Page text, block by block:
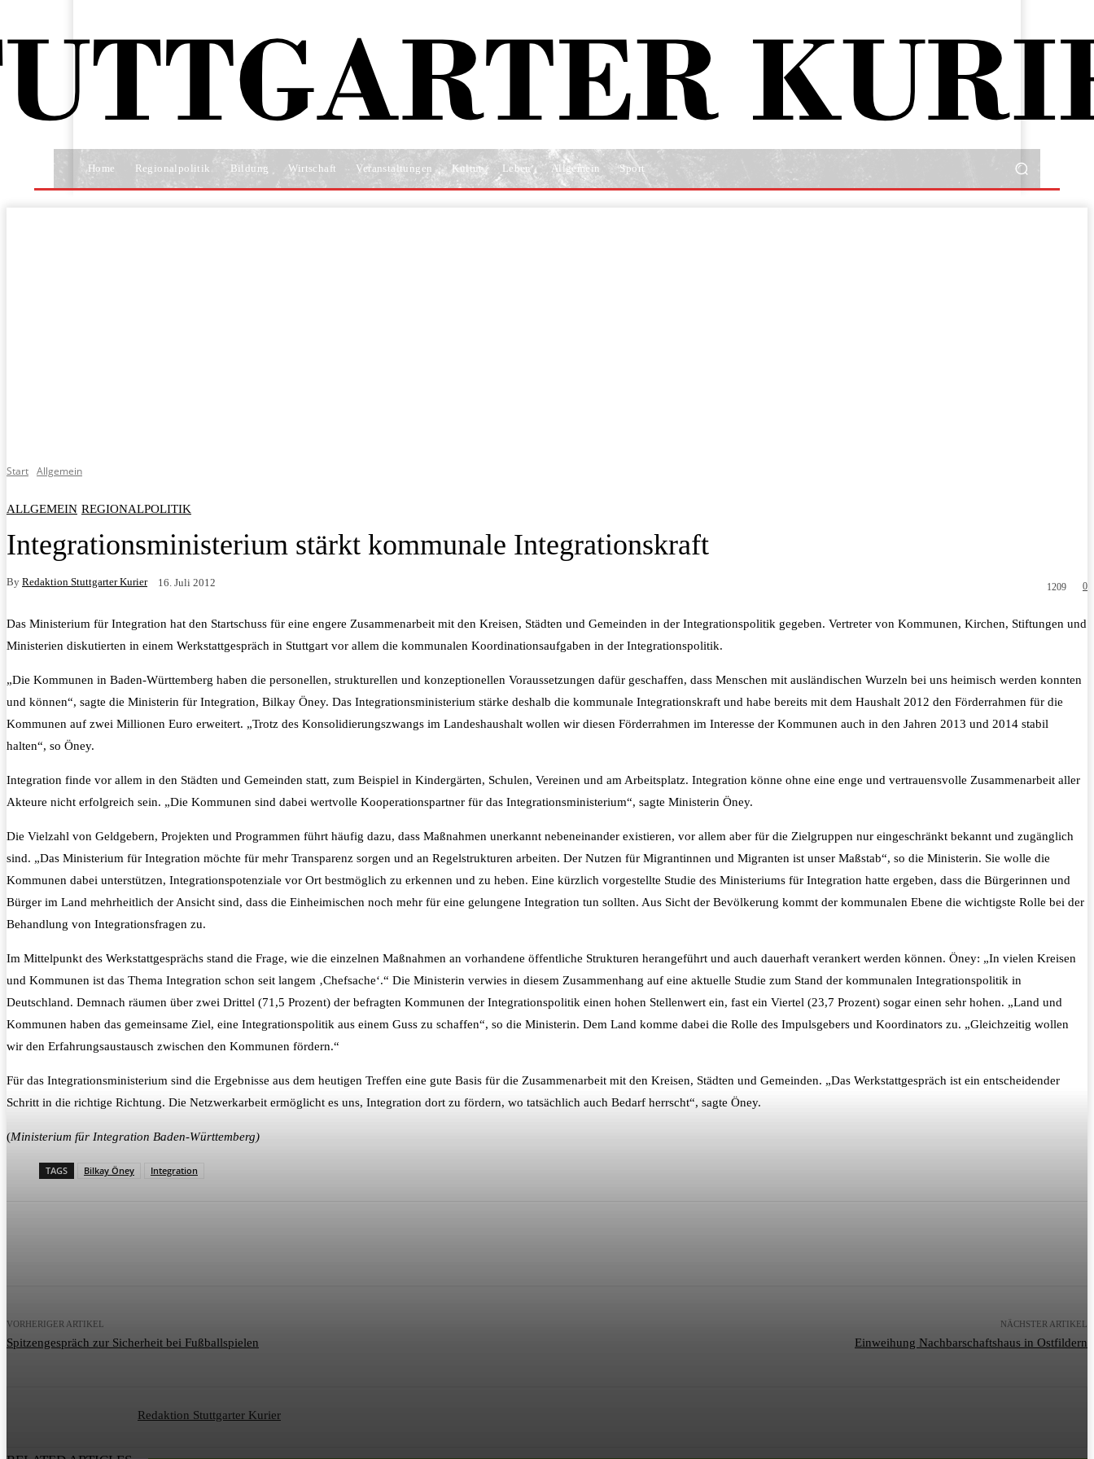
Home Regionalpolitik Bildung Wirtschaft Veranstaltungen Kultur Leben Allgemein Sport
Start Allgemein
ALLGEMEIN REGIONALPOLITIK
Integrationsministerium stärkt kommunale Integrationskraft
By Redaktion Stuttgarter Kurier 16. Juli 2012 0
1209
Das Ministerium für Integration hat den Startschuss für eine engere Zusammenarbeit mit den Kreisen, Städten und Gemeinden in der Integrationspolitik gegeben. Vertreter von Kommunen, Kirchen, Stiftungen und
Ministerien diskutierten in einem Werkstattgespräch in Stuttgart vor allem die kommunalen Koordinationsaufgaben in der Integrationspolitik.
„Die Kommunen in Baden-Württemberg haben die personellen, strukturellen und konzeptionellen Voraussetzungen dafür geschaffen, dass Menschen mit ausländischen Wurzeln bei uns heimisch werden konnten
und können“, sagte die Ministerin für Integration, Bilkay Öney. Das Integrationsministerium stärke deshalb die kommunale Integrationskraft und habe bereits mit dem Haushalt 2012 den Förderrahmen für die
Kommunen auf zwei Millionen Euro erweitert. „Trotz des Konsolidierungszwangs im Landeshaushalt wollen wir diesen Förderrahmen im Interesse der Kommunen auch in den Jahren 2013 und 2014 stabil
halten“, so Öney.
Integration finde vor allem in den Städten und Gemeinden statt, zum Beispiel in Kindergärten, Schulen, Vereinen und am Arbeitsplatz. Integration könne ohne eine enge und vertrauensvolle Zusammenarbeit aller
Akteure nicht erfolgreich sein. „Die Kommunen sind dabei wertvolle Kooperationspartner für das Integrationsministerium“, sagte Ministerin Öney.
Die Vielzahl von Geldgebern, Projekten und Programmen führt häufig dazu, dass Maßnahmen unerkannt nebeneinander existieren, vor allem aber für die Zielgruppen nur eingeschränkt bekannt und zugänglich
sind. „Das Ministerium für Integration möchte für mehr Transparenz sorgen und an Regelstrukturen arbeiten. Der Nutzen für Migrantinnen und Migranten ist unser Maßstab“, so die Ministerin. Sie wolle die
Kommunen dabei unterstützen, Integrationspotenziale vor Ort bestmöglich zu erkennen und zu heben. Eine kürzlich vorgestellte Studie des Ministeriums für Integration hatte ergeben, dass die Bürgerinnen und
Bürger im Land mehrheitlich der Ansicht sind, dass die Einheimischen noch mehr für eine gelungene Integration tun sollten. Aus Sicht der Bevölkerung kommt der kommunalen Ebene die wichtigste Rolle bei der
Behandlung von Integrationsfragen zu.
Im Mittelpunkt des Werkstattgesprächs stand die Frage, wie die einzelnen Maßnahmen an vorhandene öffentliche Strukturen herangeführt und auch dauerhaft verankert werden können. Öney: „In vielen Kreisen
und Kommunen ist das Thema Integration schon seit langem ‚Chefsache‘.“ Die Ministerin verwies in diesem Zusammenhang auf eine aktuelle Studie zum Stand der kommunalen Integrationspolitik in
Deutschland. Demnach räumen über zwei Drittel (71,5 Prozent) der befragten Kommunen der Integrationspolitik einen hohen Stellenwert ein, fast ein Viertel (23,7 Prozent) sogar einen sehr hohen. „Land und
Kommunen haben das gemeinsame Ziel, eine Integrationspolitik aus einem Guss zu schaffen“, so die Ministerin. Dem Land komme dabei die Rolle des Impulsgebers und Koordinators zu. „Gleichzeitig wollen
wir den Erfahrungsaustausch zwischen den Kommunen fördern.“
Für das Integrationsministerium sind die Ergebnisse aus dem heutigen Treffen eine gute Basis für die Zusammenarbeit mit den Kreisen, Städten und Gemeinden. „Das Werkstattgespräch ist ein entscheidender
Schritt in die richtige Richtung. Die Netzwerkarbeit ermöglicht es uns, Integration dort zu fördern, wo tatsächlich auch Bedarf herrscht“, sagte Öney.
(Ministerium für Integration Baden-Württemberg)
TAGS Bilkay Öney Integration
VORHERIGER ARTIKEL
Spitzengespräch zur Sicherheit bei Fußballspielen
NÄCHSTER ARTIKEL
Einweihung Nachbarschaftshaus in Ostfildern
Redaktion Stuttgarter Kurier